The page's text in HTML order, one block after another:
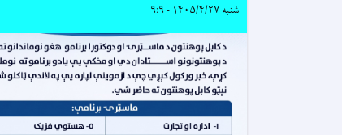
شنبه ۱۴۰۵/۴/۲۷ - ۹:۹